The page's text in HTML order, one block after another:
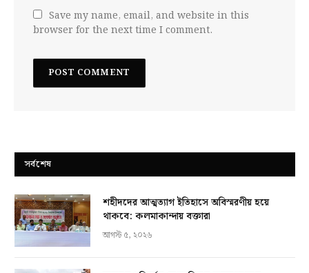
Save my name, email, and website in this
browser for the next time I comment.
সর্বশেষ
শহীদদের আত্মত্যাগ ইতিহাসে অবিস্মরণীয় হয়ে
থাকবে: কলমাকান্দায় বক্তারা
আগস্ট ৫, ২০২৬